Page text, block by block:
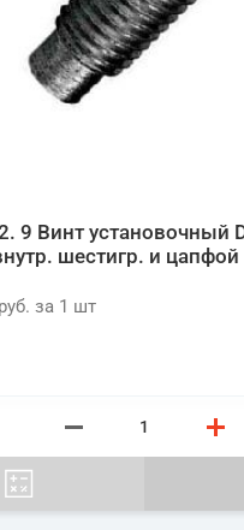
9 Винт установочный
шестигр. и цапфой
за 1 шт